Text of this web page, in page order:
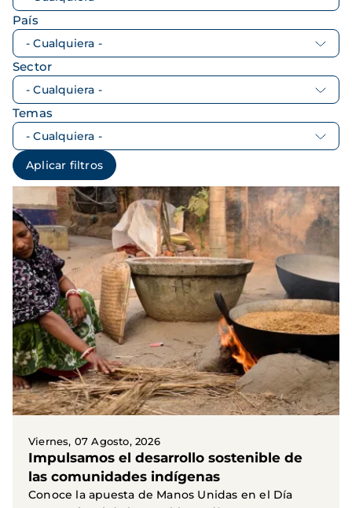
País
Sector
Temas
Viernes, 07 Agosto, 2026
Impulsamos el desarrollo sostenible de
las comunidades indígenas
Conoce la apuesta de Manos Unidas en el Día